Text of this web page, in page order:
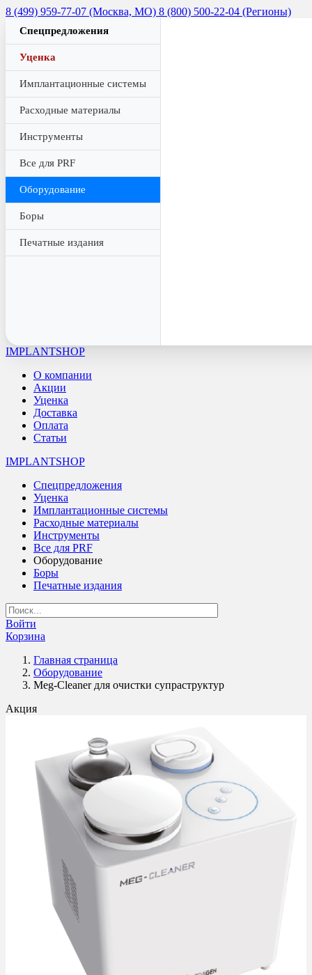
8 (499) 959-77-07 (Москва, МО) 8 (800) 500-22-04 (Регионы)
Спецпредложения
Уценка
Имплантационные системы
Расходные материалы
Инструменты
Все для PRF
Оборудование
Боры
Печатные издания
IMPLANTSHOP
О компании
Акции
Уценка
Доставка
Оплата
Статьи
IMPLANTSHOP
Спецпредложения
Уценка
Имплантационные системы
Расходные материалы
Инструменты
Все для PRF
Оборудование
Боры
Печатные издания
Войти
Корзина
Главная страница
Оборудование
Meg-Cleaner для очистки супраструктур
Акция